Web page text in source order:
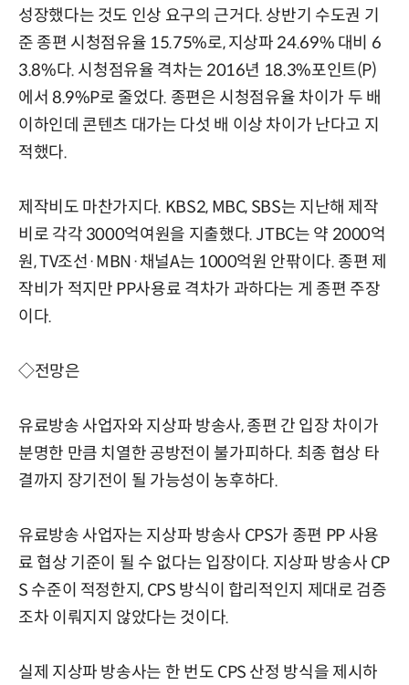
성장했다는 것도 인상 요구의 근거다. 상반기 수도권 기
준 종편 시청점유율 15.75%로, 지상파 24.69% 대비 6
3.8%다. 시청점유율 격차는 2016년 18.3%포인트(P)
에서 8.9%P로 줄었다. 종편은 시청점유율 차이가 두 배
이하인데 콘텐츠 대가는 다섯 배 이상 차이가 난다고 지
적했다.
제작비도 마찬가지다. KBS2, MBC, SBS는 지난해 제작
비로 각각 3000억여원을 지출했다. JTBC는 약 2000억
원, TV조선·MBN·채널A는 1000억원 안팎이다. 종편 제
작비가 적지만 PP사용료 격차가 과하다는 게 종편 주장
이다.
◇전망은
유료방송 사업자와 지상파 방송사, 종편 간 입장 차이가
분명한 만큼 치열한 공방전이 불가피하다. 최종 협상 타
결까지 장기전이 될 가능성이 농후하다.
유료방송 사업자는 지상파 방송사 CPS가 종편 PP 사용
료 협상 기준이 될 수 없다는 입장이다. 지상파 방송사 CP
S 수준이 적정한지, CPS 방식이 합리적인지 제대로 검증
조차 이뤄지지 않았다는 것이다.
실제 지상파 방송사는 한 번도 CPS 산정 방식을 제시하